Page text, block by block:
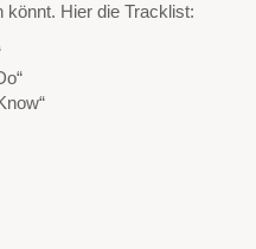
könnt. Hier die Tracklist: